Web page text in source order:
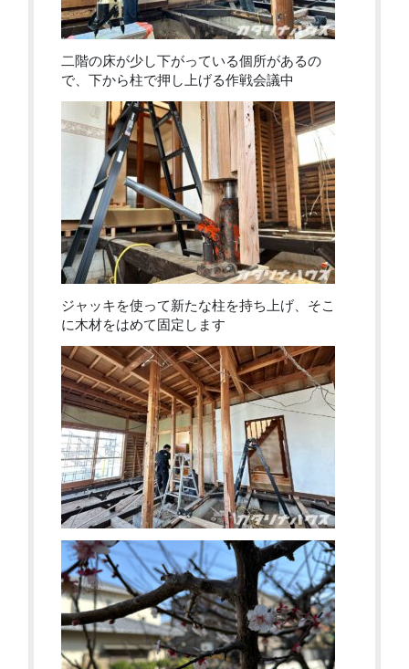
二階の床が少し下がっている個所があるの
で、下から柱で押し上げる作戦会議中
ジャッキを使って新たな柱を持ち上げ、そこ
に木材をはめて固定します